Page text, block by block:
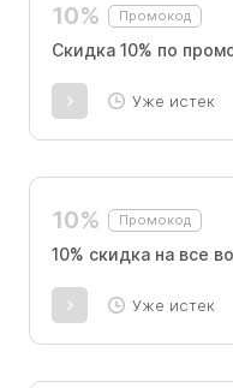
10% Промокод
Скидка 10% по
Уже истек
10% Промокод
10% скидка на все
Уже истек